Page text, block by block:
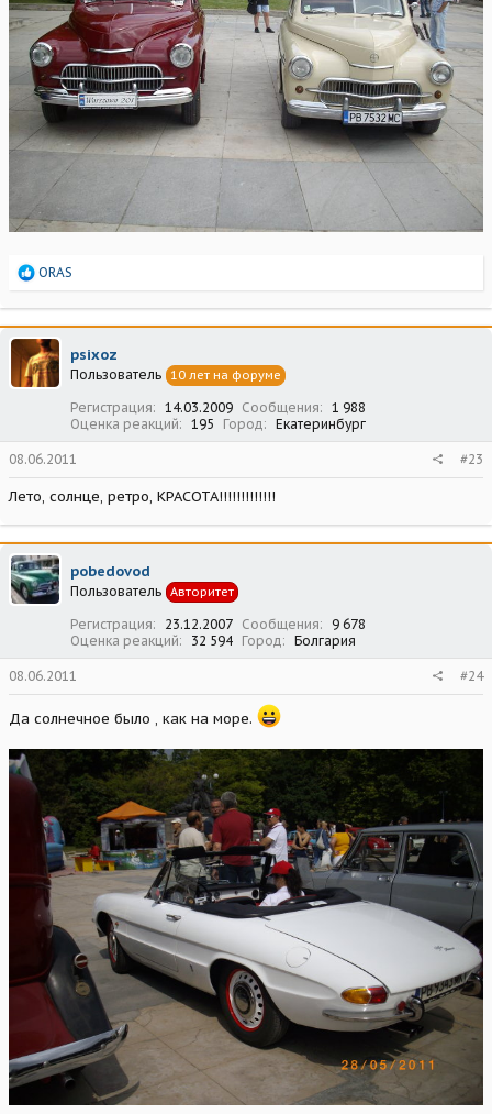
Р
а
к
ц
и
и
ORAS
psixoz
Пользователь 10 лет на форуме
Регистрация 14.03.2009 Сообщения
1 988
Оценка реакций
195 Город Екатеринбург
08.06.2011 #23
Лето, солнце, ретро, КРАСОТА!!!!!!!!!!!!!
pobedovod
Пользователь Авторитет
Регистрация 23.12.2007 Сообщения
9 678
Оценка реакций
32 594 Город Болгария
08.06.2011 #24
Да солнечное было , как на море.